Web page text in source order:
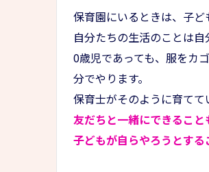
保育園にいるときは、子ど
自分たちの生活のことは自
0歳児であっても、服をカ
分でやります。
保育士がそのように育てて
友だちと一緒にできること
子どもが自らやろうとす